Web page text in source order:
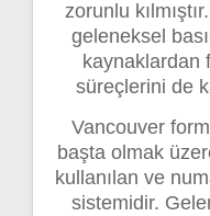
zorunlu
geleneksel
kaynaklardan
süreçlerini de
Vancouver
başta olmak
kullanılan ve
sistemidir.